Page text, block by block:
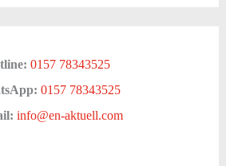
0157 78343525
0157 78343525
info@en-aktuell.com